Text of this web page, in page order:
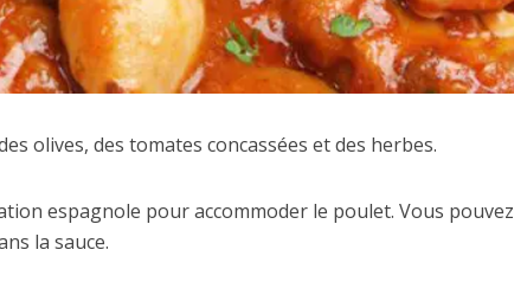
olives, des tomates concassées et des herbes.
espagnole pour accommoder le poulet. Vous pouvez
la sauce.